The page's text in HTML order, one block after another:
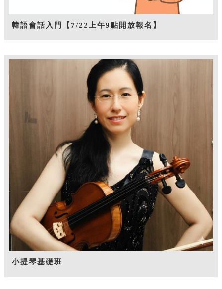
韓語會話入門【7/22上午9點開放報名】
小提琴基礎班